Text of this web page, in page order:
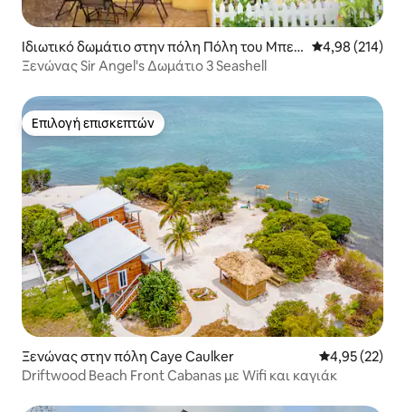
Ιδιωτικό δωμάτιο στην πόλη Πόλη του Μπελ
ίζ
Μέση
4,98 (214)
Ξενώνας Sir Angel's Δωμάτιο 3 Seashell
Επιλογή επισκεπτών
Επιλογή επισκεπτών
Ξενώνας στην πόλη Caye Caulker Μέση
4,95 (22)
Driftwood Beach Front Cabanas με Wifi και καγιάκ